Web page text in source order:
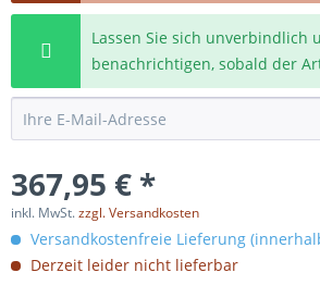
Lassen Sie sich unverbindlich
benachrichtigen, sobald der
367,95 € *
inkl. MwSt.zzgl. Versandkosten
Versandkostenfreie Lieferung
Derzeit leider nicht lieferbar